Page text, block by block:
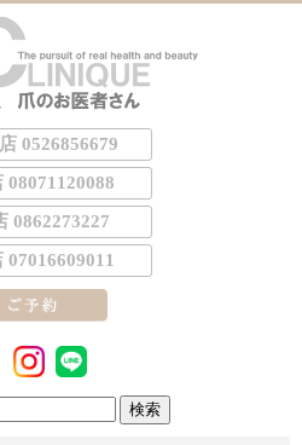
0526856679
08071120088
0862273227
07016609011